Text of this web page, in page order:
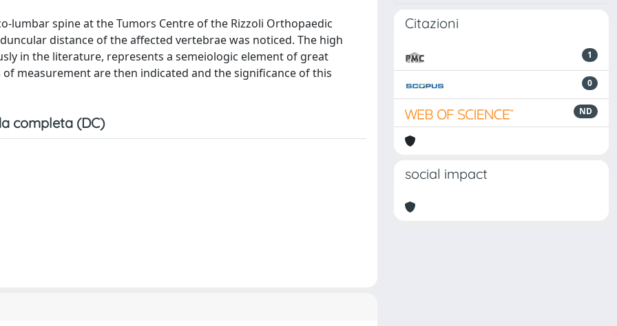
lumbar spine at the Tumors Centre of the Rizzoli Orthopaedic
distance of the affected vertebrae was noticed. The high
in the literature, represents a semeiologic element of great
measurement are then indicated and the significance of this
completa (DC)
Citazioni
1
0
ND
social impact